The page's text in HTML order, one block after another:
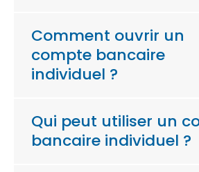
Comment ouvrir un
compte bancaire
individuel ?
Qui peut utiliser un
bancaire individuel ?